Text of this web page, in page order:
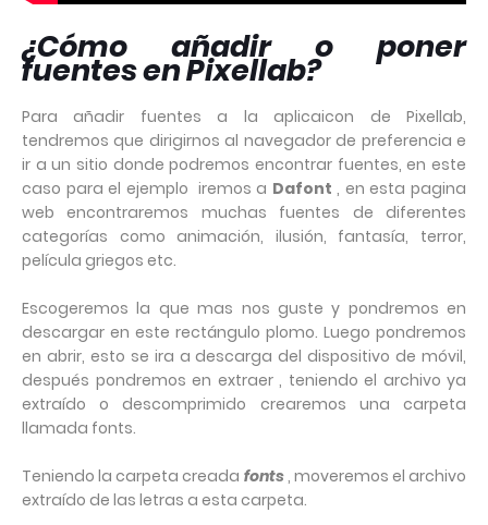
¿Cómo añadir o poner
fuentes en Pixellab?
Para añadir fuentes a la aplicaicon de Pixellab,
tendremos que dirigirnos al navegador de preferencia e
ir a un sitio donde podremos encontrar fuentes, en este
caso para el ejemplo iremos a Dafont , en esta pagina
web encontraremos muchas fuentes de diferentes
categorías como animación, ilusión, fantasía, terror,
película griegos etc.
Escogeremos la que mas nos guste y pondremos en
descargar en este rectángulo plomo. Luego pondremos
en abrir, esto se ira a descarga del dispositivo de móvil,
después pondremos en extraer , teniendo el archivo ya
extraído o descomprimido crearemos una carpeta
llamada fonts.
Teniendo la carpeta creada fonts, moveremos el archivo
extraído de las letras a esta carpeta.